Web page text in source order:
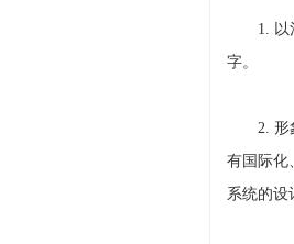
1. 以河
字。
2. 形象
有国际化
系统的设